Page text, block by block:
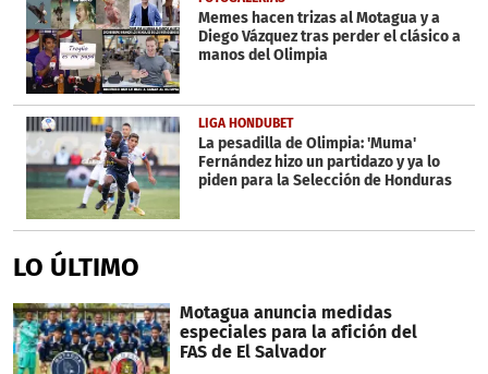
Memes hacen trizas al Motagua y a
Diego Vázquez tras perder el clásico a
manos del Olimpia
LIGA HONDUBET
La pesadilla de Olimpia: 'Muma'
Fernández hizo un partidazo y ya lo
piden para la Selección de Honduras
LO ÚLTIMO
Motagua anuncia medidas
especiales para la afición del
FAS de El Salvador